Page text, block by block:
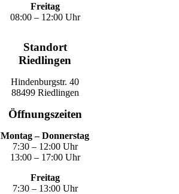
Freitag
08:00 – 12:00 Uhr
Standort
Riedlingen
Hindenburgstr. 40
88499 Riedlingen
Öffnungszeiten
Montag – Donnerstag
7:30 – 12:00 Uhr
13:00 – 17:00 Uhr
Freitag
7:30 – 13:00 Uhr